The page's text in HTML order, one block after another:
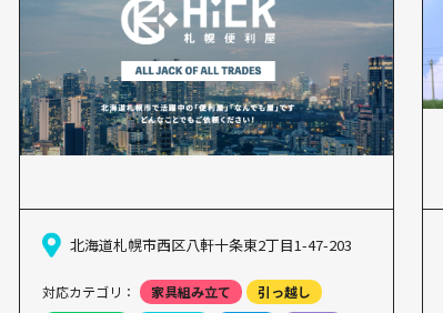
北海道札幌市西区八軒十条東2丁目1-47-203
対応カテゴリ： 家具組み立て
引っ越し